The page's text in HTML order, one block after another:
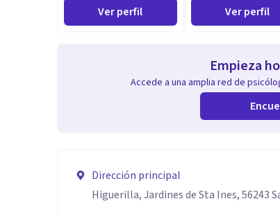
Ver perfil Ver perfil
Empieza
Accede a una amplia red de
Dirección principal
Higuerilla, Jardines de Sta Ines, 56243